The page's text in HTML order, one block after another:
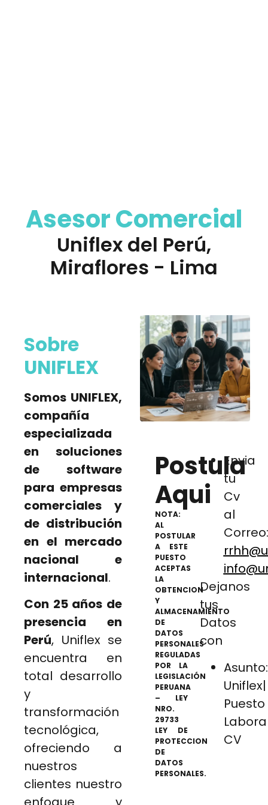
Asesor Comercial
Uniflex del Perú,
Miraflores - Lima
Sobre
UNIFLEX
Somos UNIFLEX,
compañía
especializada
en soluciones
de software
para empresas
comerciales y
de distribución
en el mercado
nacional e
internacional.
Con 25 años de
presencia en
Perú, Uniflex se
encuentra en
total desarrollo
y
transformación
tecnológica,
ofreciendo a
nuestros
clientes nuestro
Postula
Aqui
NOTA:
AL
POSTULAR
A ESTE
PUESTO
ACEPTAS
LA
OBTENCION
Y
ALMACENAMIENTO
DE
DATOS
PERSONALES
REGULADAS
POR LA
LEGISLACIÓN
PERUANA
– LEY
NRO.
29733
LEY DE
PROTECCION
DE
DATOS
PERSONALES.
Envia
tu
Cv
al
Dejanos
tus
Datos
con
Asunto:
Uniflex|
Puesto
CV